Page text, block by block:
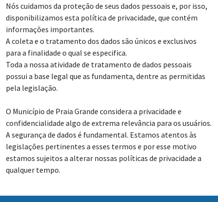
Nós cuidamos da proteção de seus dados pessoais e, por isso,
disponibilizamos esta política de privacidade, que contém
informações importantes.
A coleta e o tratamento dos dados são únicos e exclusivos
para a finalidade o qual se especifica.
Toda a nossa atividade de tratamento de dados pessoais
possui a base legal que as fundamenta, dentre as permitidas
pela legislação.
O Município de Praia Grande considera a privacidade e
confidencialidade algo de extrema relevância para os usuários.
A segurança de dados é fundamental. Estamos atentos às
legislações pertinentes a esses termos e por esse motivo
estamos sujeitos a alterar nossas políticas de privacidade a
qualquer tempo.